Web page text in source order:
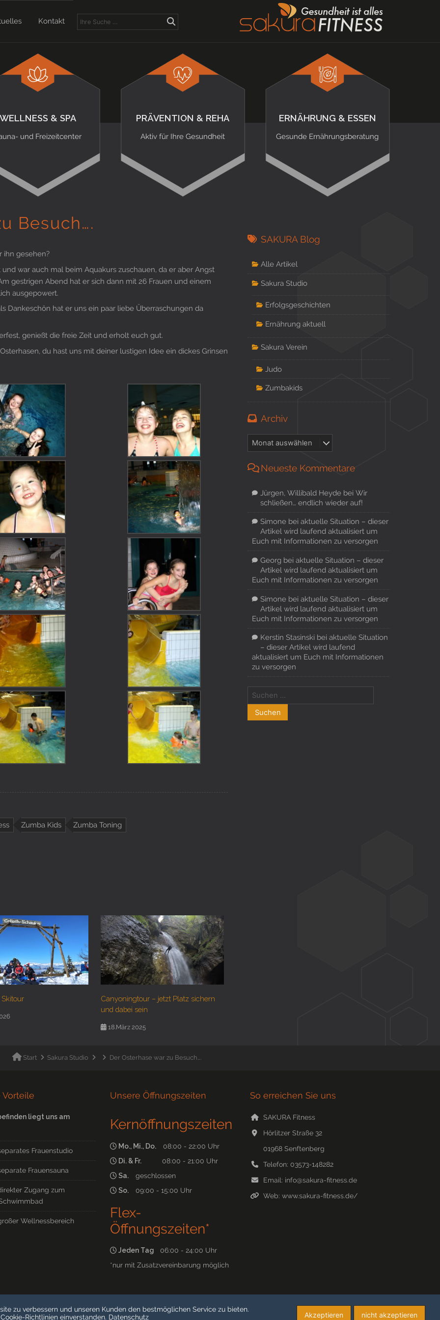
Kontakt
WELLNESS & SPA
und Freizeitcenter
PRÄVENTION & REHA
Aktiv für Ihre Gesundheit
ERNÄHRUNG & ESSEN
Gesunde Ernährungsberatung
Besuch….
ihn gesehen?
war auch mal beim Aquakurs zuschauen, da er aber Angst
gestrigen Abend hat er sich dann mit 26 Frauen und einem
ausgepowert.
Dankeschön hat er uns ein paar liebe Überraschungen da
genießt die freie Zeit und erholt euch gut.
du hast uns mit deiner lustigen Idee ein dickes Grinsen
Zumba Kids Zumba Toning
Skitour
Canyoningtour – jetzt Platz sichern
und dabei sein
18.März 2025
SAKURA Blog
Alle Artikel
Sakura Studio
Erfolgsgeschichten
Ernährung aktuell
Sakura Verein
Judo
Zumbakids
Archiv
Neueste Kommentare
Jürgen, Willibald Heydebei Wir
schließen… endlich wieder auf!
Simonebei aktuelle Situation – dieser
Artikel wird laufend aktualisiert um
Euch mit Informationen zu versorgen
Georg bei aktuelle Situation – dieser
Artikel wird laufend aktualisiert um
Euch mit Informationen zu versorgen
Simonebei aktuelle Situation – dieser
Artikel wird laufend aktualisiert um
Euch mit Informationen zu versorgen
Kerstin Stasinski bei aktuelle Situation
– dieser Artikel wird laufend
aktualisiert um Euch mit Informationen
zu versorgen
Start Sakura Studio Der Osterhase war zu Besuch….
Vorteile
liegt uns am
Frauenstudio
Frauensauna
Zugang zum
Wellnessbereich
Unsere Öffnungszeiten
Kernöffnungszeiten
Mo., Mi., Do.
08:00 - 22:00 Uhr
Di. & Fr.
08:00 - 21:00 Uhr
Sa.
geschlossen
So.
09:00 - 15:00 Uhr
Flex-
Öffnungszeiten*
Jeden Tag 06:00 - 24:00 Uhr
*nur mit Zusatzvereinbarung möglich
So erreichen Sie uns
SAKURA Fitness
Hörlitzer Straße 32
01968 Senftenberg
Telefon: 03573-148282
Email: info@sakura-fitness.de
Web: www.sakura-fitness.de/
nicht akzeptieren
Akzeptieren
zu verbessern und unseren Kunden den bestmöglichen Service zu bieten.
Richtlinien einverstanden. Datenschutz